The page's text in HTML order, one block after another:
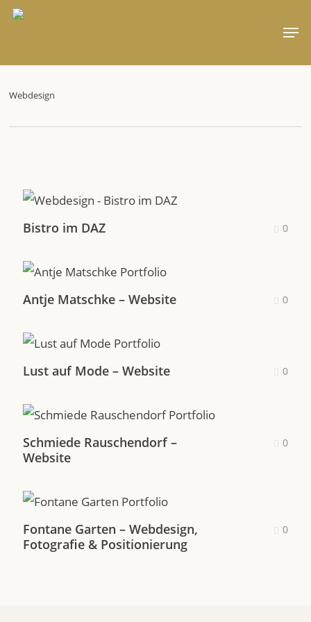
Skip
Webdesign
Bistro im DAZ 0
Antje Matschke – Website 0
Lust auf Mode – Website 0
Schmiede Rauschendorf –
Website
0
Fontane Garten – Webdesign,
Fotografie & Positionierung
0